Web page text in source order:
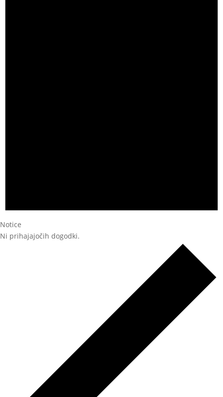
Notice
Ni prihajajočih dogodki.